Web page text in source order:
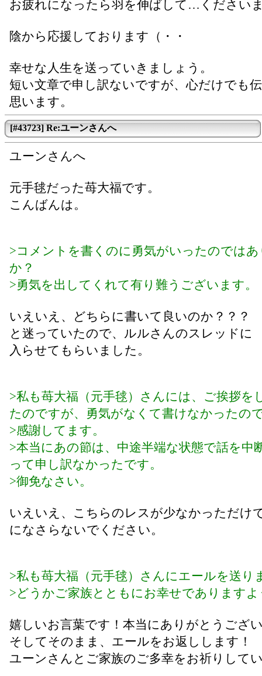
お疲れになったら羽を伸ばして…ください
陰から応援しております（・・ゞ
幸せな人生を送っていきましょう。
短い文章で申し訳ないですが、心だけでも
思います。
[#43723] Re:ユーンさんへ
ユーンさんへ
元手毬だった苺大福です。
こんばんは。
>コメントを書くのに勇気がいったのでは
か？
>勇気を出してくれて有り難うございます。
いえいえ、どちらに書いて良いのか？？？
と迷っていたので、ルルさんのスレッドに
入らせてもらいました。
>私も苺大福（元手毬）さんには、ご挨拶を
たのですが、勇気がなくて書けなかったの
>感謝してます。
>本当にあの節は、中途半端な状態で話を中
って申し訳なかったです。
>御免なさい。
いえいえ、こちらのレスが少なかっただけ
になさらないでください。
>私も苺大福（元手毬）さんにエールを送り
>どうかご家族とともにお幸せであります
嬉しいお言葉です！本当にありがとうござ
そしてそのまま、エールをお返しします！
ユーンさんとご家族のご多幸をお祈りして